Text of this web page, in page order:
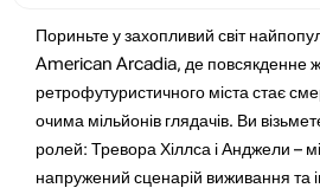
Пориньте у захопливий світ
American Arcadia, де повсякденне
ретрофутуристичного міста стає
очима мільйонів глядачів. Ви
ролей: Тревора Хіллса і Анджели –
напружений сценарій виживання та